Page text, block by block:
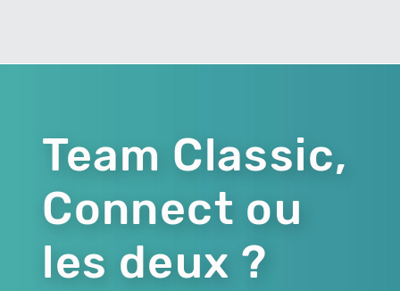
Team Classic,
Connect ou
les deux ?